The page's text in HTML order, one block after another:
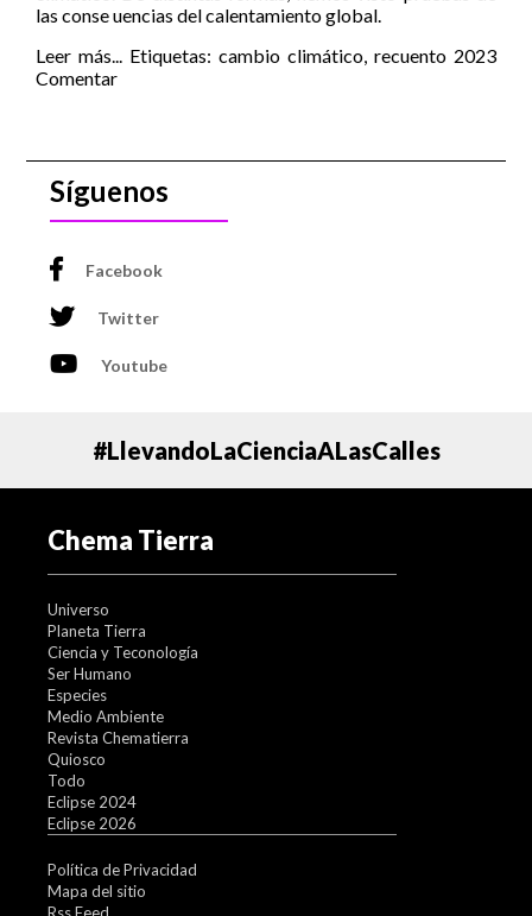
las conse uencias del calentamiento global.
Leer más... Etiquetas: cambio climático, recuento 2023
Comentar
Síguenos
Facebook
Twitter
Youtube
#LlevandoLaCienciaALasCalles
Chema Tierra
Universo
Planeta Tierra
Ciencia y Teconología
Ser Humano
Especies
Medio Ambiente
Revista Chematierra
Quiosco
Todo
Eclipse 2024
Eclipse 2026
Política de Privacidad
Mapa del sitio